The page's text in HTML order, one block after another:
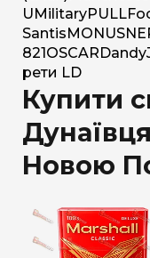
U MilitaryPULL
Santis MONUS
821 OSCAR Dandy
рети LD
Купити
Новою